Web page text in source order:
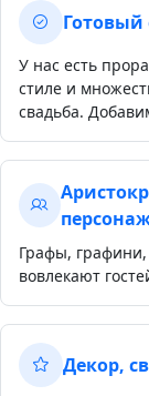
Готовый
У нас есть
стиле и
свадьба.
Графы,
вовлекают
Декор,